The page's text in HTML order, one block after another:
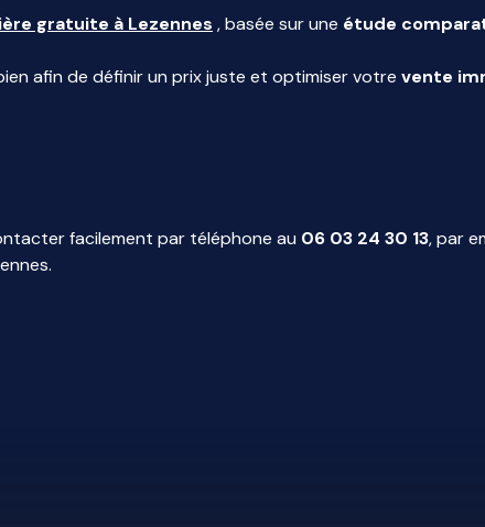
gratuite à Lezennes , basée sur une étude
afin de définir un prix juste et optimiser votre vente
facilement par téléphone au 06 03 24 30 13, par